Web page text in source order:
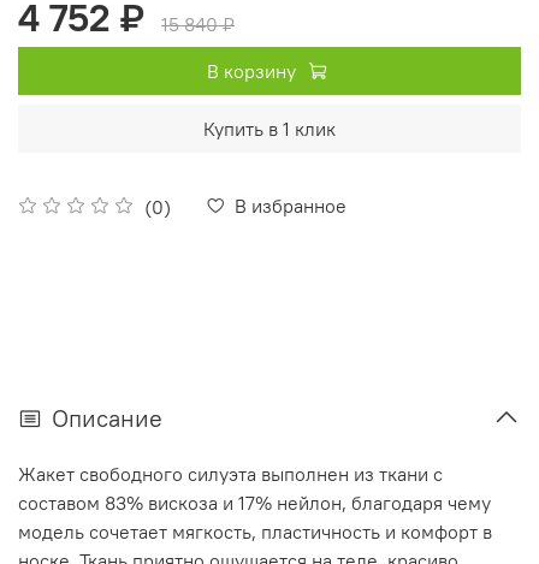
(0) В избранное
4 752 ₽
15 840 ₽
В корзину
Купить в 1 клик
Описание
Жакет свободного силуэта выполнен из ткани с
составом 83% вискоза и 17% нейлон, благодаря чему
модель сочетает мягкость, пластичность и комфорт в